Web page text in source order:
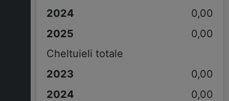
0,00
0,00
Cheltuieli totale
0,00
0,00